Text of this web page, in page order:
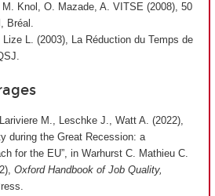
M. Knol, O. Mazade, A. VITSE (2008), 50
Bréal.
L. (2003), La Réduction du Temps de
M., Leschke J., Watt A. (2022),
during the Great Recession: a
for the EU”, in Warhurst C. Mathieu C.
Oxford Handbook of Job Quality,